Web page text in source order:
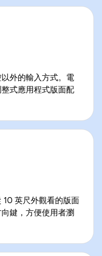
外的輸入方式。電
式應用程式版面配
10 英尺外觀看的版面
鍵，方便使用者瀏